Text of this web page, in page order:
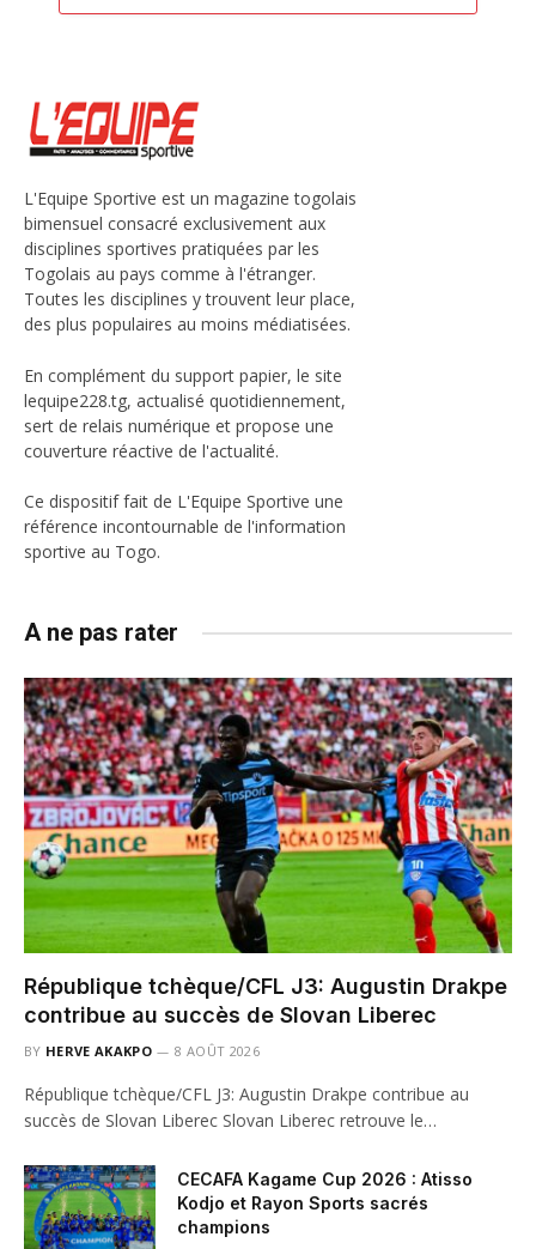
L'Equipe Sportive est un magazine togolais
bimensuel consacré exclusivement aux
disciplines sportives pratiquées par les
Togolais au pays comme à l'étranger.
Toutes les disciplines y trouvent leur place,
des plus populaires au moins médiatisées.
En complément du support papier, le site
lequipe228.tg, actualisé quotidiennement,
sert de relais numérique et propose une
couverture réactive de l'actualité.
Ce dispositif fait de L'Equipe Sportive une
référence incontournable de l'information
sportive au Togo.
A ne pas rater
République tchèque/CFL J3: Augustin Drakpe
contribue au succès de Slovan Liberec
BY HERVE AKAKPO 8 AOÛT 2026
République tchèque/CFL J3: Augustin Drakpe contribue au
succès de Slovan Liberec Slovan Liberec retrouve le…
CECAFA Kagame Cup 2026 : Atisso
Kodjo et Rayon Sports sacrés
champions